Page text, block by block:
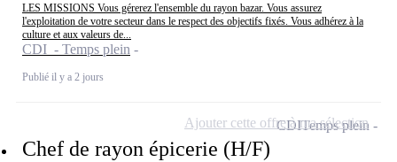
LES MISSIONS Vous gérerez l'ensemble du rayon bazar. Vous assurez
l'exploitation de votre secteur dans le respect des objectifs fixés. Vous adhérez à la
culture et aux valeurs de...
CDI - Temps plein
Publié il y a 2 jours
Chef de rayon épicerie (H/F)
CDITemps plein
Ajouter cette offre à ma sélection